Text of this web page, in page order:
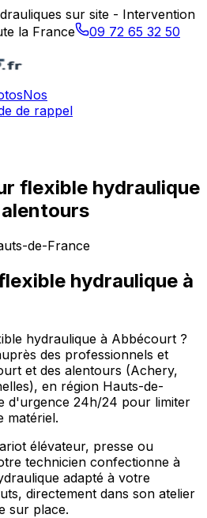
sur site - Intervention
la France
09 72 65 32 50
Nos
de rappel
flexible hydraulique
de-France
hydraulique à
hydraulique à Abbécourt ?
des professionnels et
et des alentours (Achery,
en région Hauts-de-
d'urgence 24h/24 pour limiter
matériel.
élévateur, presse ou
technicien confectionne à
adapté à votre
directement dans son atelier
sur place.